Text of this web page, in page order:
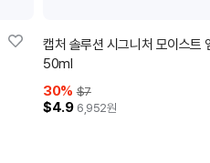
캡처 솔루션 시그니처 모이스트
50ml
30% $7
$4.9 6,952원